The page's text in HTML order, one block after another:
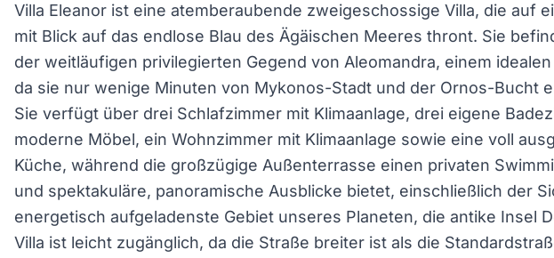
Villa Eleanor ist eine atemberaubende zweigeschossige Villa, die auf
mit Blick auf das endlose Blau des Ägäischen Meeres thront. Sie
der weitläufigen privilegierten Gegend von Aleomandra, einem
da sie nur wenige Minuten von Mykonos-Stadt und der Ornos-Bucht
Sie verfügt über drei Schlafzimmer mit Klimaanlage, drei eigene
moderne Möbel, ein Wohnzimmer mit Klimaanlage sowie eine voll
Küche, während die großzügige Außenterrasse einen privaten
und spektakuläre, panoramische Ausblicke bietet, einschließlich der
energetisch aufgeladenste Gebiet unseres Planeten, die antike Insel
Villa ist leicht zugänglich, da die Straße breiter ist als die